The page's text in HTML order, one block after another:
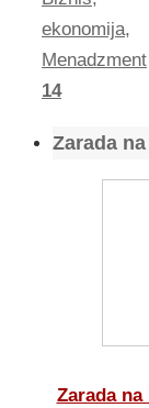
ekonomija,
Menadzment
14
Zarada
Zarada